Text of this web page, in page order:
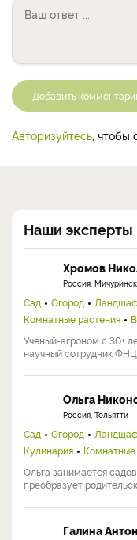
Добавить
Авторизуйтесь, чтобы
Наши эксперты
Хромов
Россия, Мичуринск
Сад Огород
Комнатные растения
Ученый-агроном с 30+
научный сотрудник
Ольга
Россия, Тольятти
Сад Огород
Кулинария
Комнатные
Ольга занимается
преобразует
Галина